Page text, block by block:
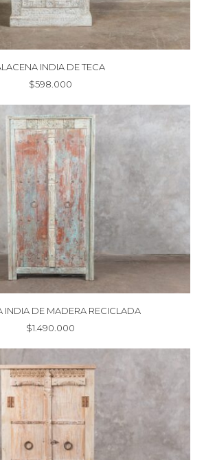
INDIA DE TECA
$598.000
INDIA DE MADERA RECICLADA
$1.490.000